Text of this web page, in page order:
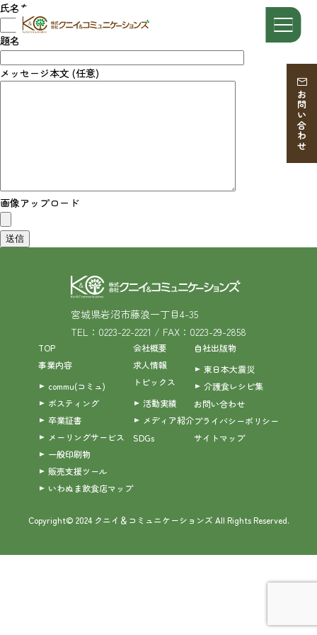
お問い合わせ
氏名を
題名
メッセージ本文 (任意)
画像アップロード
宮城県岩沼市藤浪一丁目4-35
TEL：0223-22-2221 / FAX：0223-29-2858
TOP
事業内容
commu(コミュ)
ポスティング
卒業証書
メーリングサービス
一般印刷物
販売支援ツール
いわぬま飲食店マップ
会社概要
求人情報
トピックス
活動実績
メディア紹介
SDGs
自社出版物
東日本大震災
介護食レシピ集
お問い合わせ
プライバシーポリシー
サイトマップ
Copyright© 2024 クニイ＆コミュニケーションズ All Rights Reserved.